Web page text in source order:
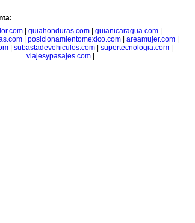
| guiahonduras.com| guianicaragua.com|
posicionamientomexico.com areamujer.com
| subastadevehiculos.com| supertecnologia.com|
viajesypasajes.com|